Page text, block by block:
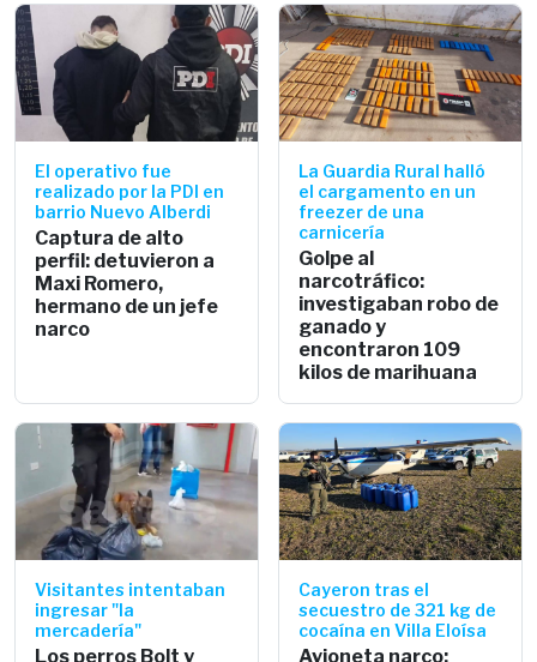
El operativo fue
realizado por la PDI en
barrio Nuevo Alberdi
Captura de alto
perfil: detuvieron a
Maxi Romero,
hermano de un jefe
narco
La Guardia Rural halló
el cargamento en un
freezer de una
carnicería
Golpe al
narcotráfico:
investigaban robo de
ganado y
encontraron 109
kilos de marihuana
Visitantes intentaban
ingresar "la
mercadería"
Los perros Bolt y
Cayeron tras el
secuestro de 321 kg de
cocaína en Villa Eloísa
Avioneta narco: